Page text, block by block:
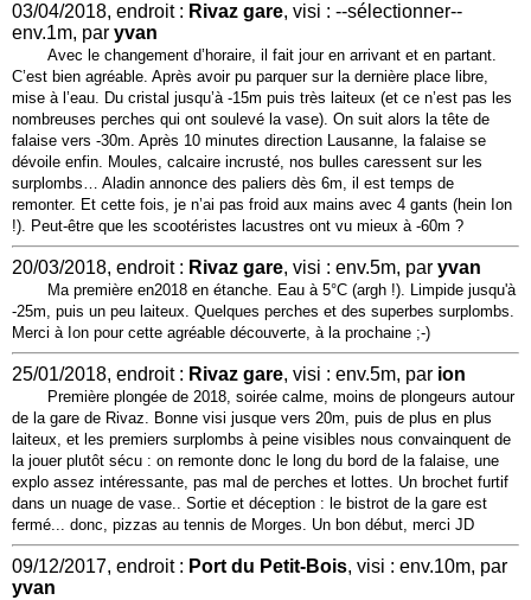
03/04/2018, endroit : Rivaz gare, visi : --sélectionner--
env.1m, par yvan
Avec le changement d’horaire, il fait jour en arrivant et en partant.
C’est bien agréable. Après avoir pu parquer sur la dernière place libre,
mise à l’eau. Du cristal jusqu’à -15m puis très laiteux (et ce n’est pas les
nombreuses perches qui ont soulevé la vase). On suit alors la tête de
falaise vers -30m. Après 10 minutes direction Lausanne, la falaise se
dévoile enfin. Moules, calcaire incrusté, nos bulles caressent sur les
surplombs… Aladin annonce des paliers dès 6m, il est temps de
remonter. Et cette fois, je n’ai pas froid aux mains avec 4 gants (hein Ion
!). Peut-être que les scootéristes lacustres ont vu mieux à -60m ?
20/03/2018, endroit : Rivaz gare, visi : env.5m, par yvan
Ma première en2018 en étanche. Eau à 5°C (argh !). Limpide jusqu'à
-25m, puis un peu laiteux. Quelques perches et des superbes surplombs.
Merci à Ion pour cette agréable découverte, à la prochaine ;-)
25/01/2018, endroit : Rivaz gare, visi : env.5m, par ion
Première plongée de 2018, soirée calme, moins de plongeurs autour
de la gare de Rivaz. Bonne visi jusque vers 20m, puis de plus en plus
laiteux, et les premiers surplombs à peine visibles nous convainquent de
la jouer plutôt sécu : on remonte donc le long du bord de la falaise, une
explo assez intéressante, pas mal de perches et lottes. Un brochet furtif
dans un nuage de vase.. Sortie et déception : le bistrot de la gare est
fermé... donc, pizzas au tennis de Morges. Un bon début, merci JD
09/12/2017, endroit : Port du Petit-Bois, visi : env.10m, par
yvan